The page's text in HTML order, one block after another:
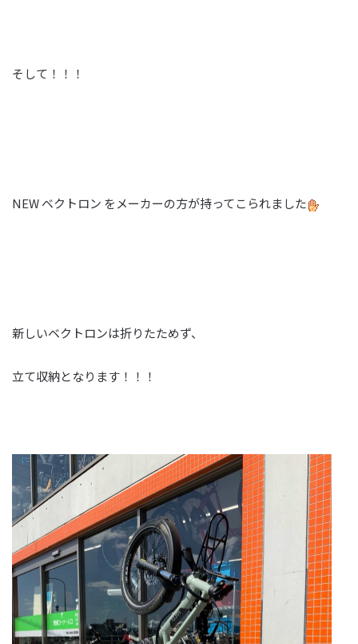
そして！！！
NEW ベクトロン をメーカーの方が持ってこられました
新しいベクトロンは折りたためず、
立て収納となります！！！